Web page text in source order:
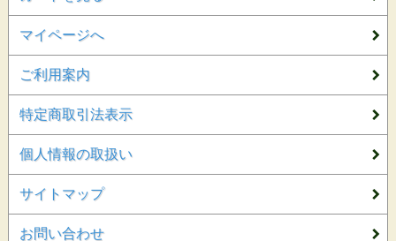
マイページへ
ご利用案内
特定商取引法表示
個人情報の取扱い
サイトマップ
お問い合わせ